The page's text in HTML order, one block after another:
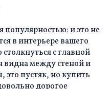
популярностью: и это не
в интерьере вашего
с главной
между стеной и
пустяк, но купить
дорогое